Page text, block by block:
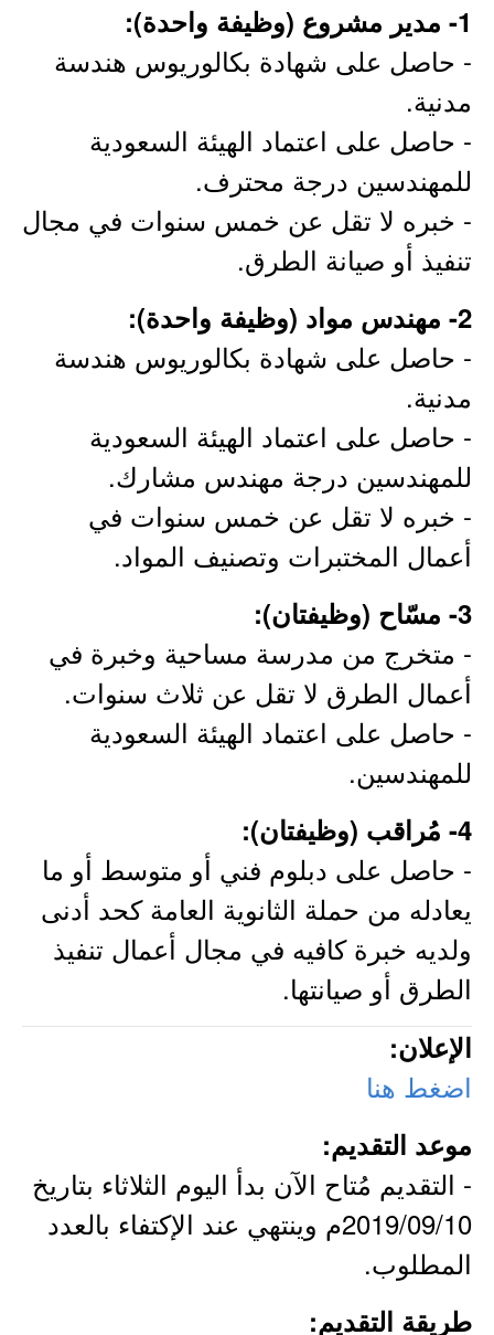
1- مدير مشروع (وظيفة واحدة):
- حاصل على شهادة بكالوريوس هندسة
مدنية.
- حاصل على اعتماد الهيئة السعودية
للمهندسين درجة محترف.
- خبره لا تقل عن خمس سنوات في مجال
تنفيذ أو صيانة الطرق.
2- مهندس مواد (وظيفة واحدة):
- حاصل على شهادة بكالوريوس هندسة
مدنية.
- حاصل على اعتماد الهيئة السعودية
للمهندسين درجة مهندس مشارك.
- خبره لا تقل عن خمس سنوات في
أعمال المختبرات وتصنيف المواد.
3- مسّاح (وظيفتان):
- متخرج من مدرسة مساحية وخبرة في
أعمال الطرق لا تقل عن ثلاث سنوات.
- حاصل على اعتماد الهيئة السعودية
للمهندسين.
4- مُراقب (وظيفتان):
- حاصل على دبلوم فني أو متوسط أو ما
يعادله من حملة الثانوية العامة كحد أدنى
ولديه خبرة كافيه في مجال أعمال تنفيذ
الطرق أو صيانتها.
الإعلان:
اضغط هنا
موعد التقديم:
- التقديم مُتاح الآن بدأ اليوم الثلاثاء بتاريخ
2019/09/10م وينتهي عند الإكتفاء بالعدد
المطلوب.
طريقة التقديم: